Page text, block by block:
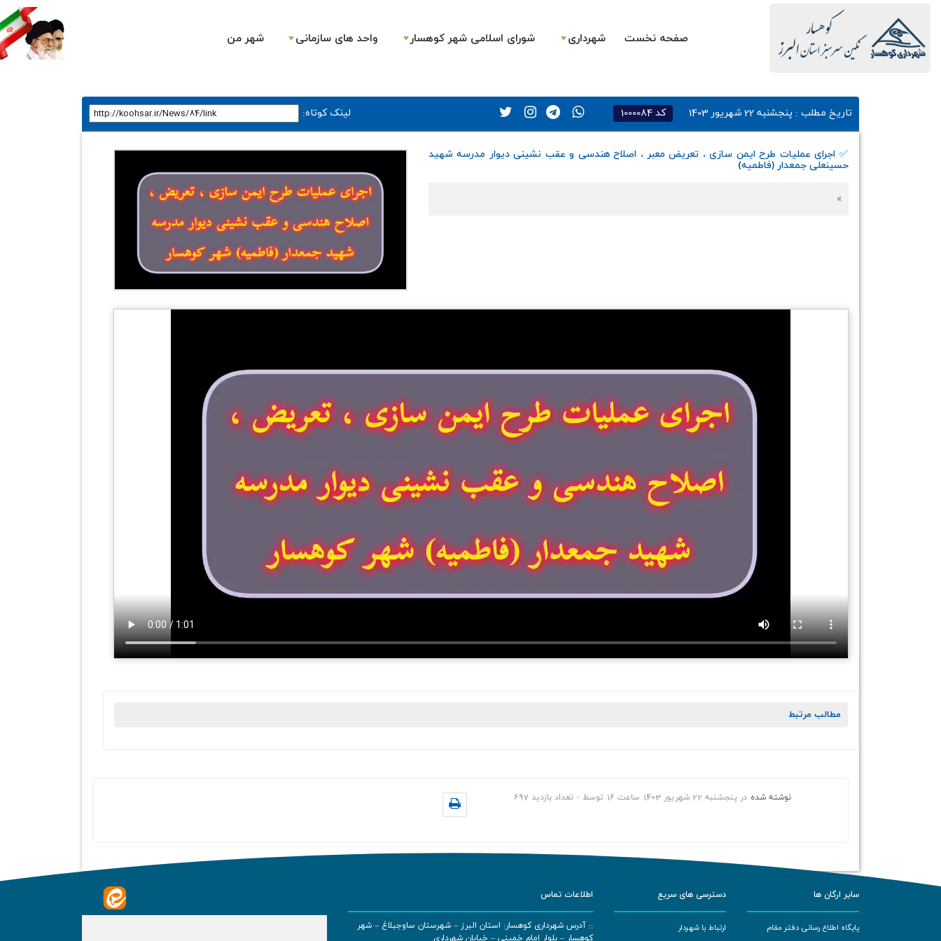
صفحه نخست شهرداری شورای اسلامی شهر کوهسار واحد های سازمانی شهر من
تاریخ مطلب : پنجشنبه 22 شهریور 1403 کد 1000084 لینک کوتاه:
✅️ اجرای عملیات طرح ایمن سازی ، تعریض معبر ، اصلاح هندسی و عقب نشینی دیوار مدرسه شهید
حسینعلی جمعدار (فاطمیه)
»
مطالب مرتبط
نوشته شده در پنجشنبه 22 شهریور 1403 ساعت 16 توسط - تعداد بازدید 697
سایر ارگان ها
پایگاه اطلاع رسانی دفتر مقام
دسترسی های سریع
ارتباط با شهردار
اطلاعات تماس
:: آدرس شهرداری کوهسار: استان البرز – شهرستان ساوجبلاغ – شهر
کوهسار – بلوار امام خمینی – خیابان شهرداری